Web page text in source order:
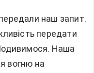
наш запит.
передати
Наша
вогню на